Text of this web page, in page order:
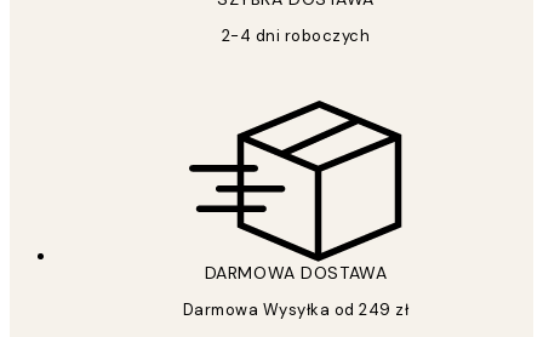
2-4 dni roboczych
DARMOWA DOSTAWA
Darmowa Wysyłka od 249 zł